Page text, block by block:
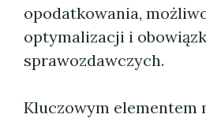
opodatkowania,
optymalizacji i
sprawozdawczych.
Kluczowym elementem